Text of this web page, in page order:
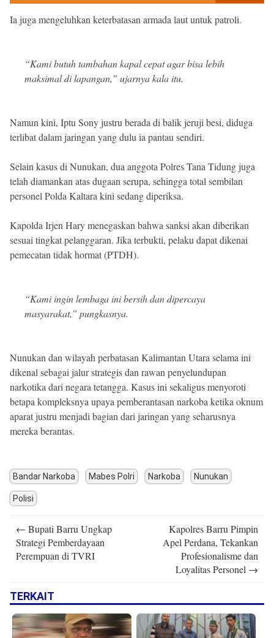
Ia juga mengeluhkan keterbatasan armada laut untuk patroli.
“Kami butuh tambahan kapal cepat agar bisa lebih
maksimal di lapangan,” ujarnya kala itu.
Namun kini, Iptu Sony justru berada di balik jeruji besi, diduga
terlibat dalam jaringan yang dulu ia pantau sendiri.
Selain kasus di Nunukan, dua anggota Polres Tana Tidung juga
telah diamankan atas dugaan serupa, sehingga total sembilan
personel Polda Kaltara kini sedang diperiksa.
Kapolda Irjen Hary menegaskan bahwa sanksi akan diberikan
sesuai tingkat pelanggaran. Jika terbukti, pelaku dapat dikenai
pemecatan tidak hormat (PTDH).
“Kami ingin lembaga ini bersih dan dipercaya
masyarakat,” pungkasnya.
Nunukan dan wilayah perbatasan Kalimantan Utara selama ini
dikenal sebagai jalur strategis dan rawan penyelundupan
narkotika dari negara tetangga. Kasus ini sekaligus menyoroti
betapa kompleksnya upaya pemberantasan narkoba ketika oknum
aparat justru menjadi bagian dari jaringan yang seharusnya
mereka berantas.
Bandar Narkoba Mabes Polri Narkoba Nunukan
Polisi
navigation
← Bupati Barru Ungkap
Strategi Pemberdayaan
Perempuan di TVRI
Kapolres Barru Pimpin
Apel Perdana, Tekankan
Profesionalisme dan
Loyalitas Personel →
TERKAIT